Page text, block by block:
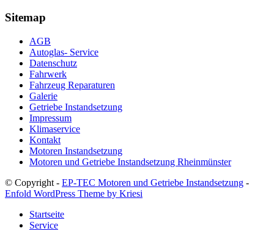
Sitemap
AGB
Autoglas- Service
Datenschutz
Fahrwerk
Fahrzeug Reparaturen
Galerie
Getriebe Instandsetzung
Impressum
Klimaservice
Kontakt
Motoren Instandsetzung
Motoren und Getriebe Instandsetzung Rheinmünster
© Copyright - EP-TEC Motoren und Getriebe Instandsetzung -
Enfold WordPress Theme by Kriesi
Startseite
Service